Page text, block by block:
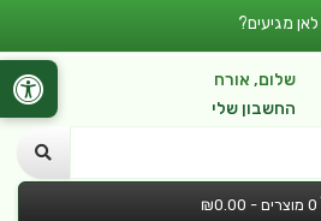
לאן מגיעים?
שלום, אורח
החשבון שלי
0 מוצרים - ₪0.00